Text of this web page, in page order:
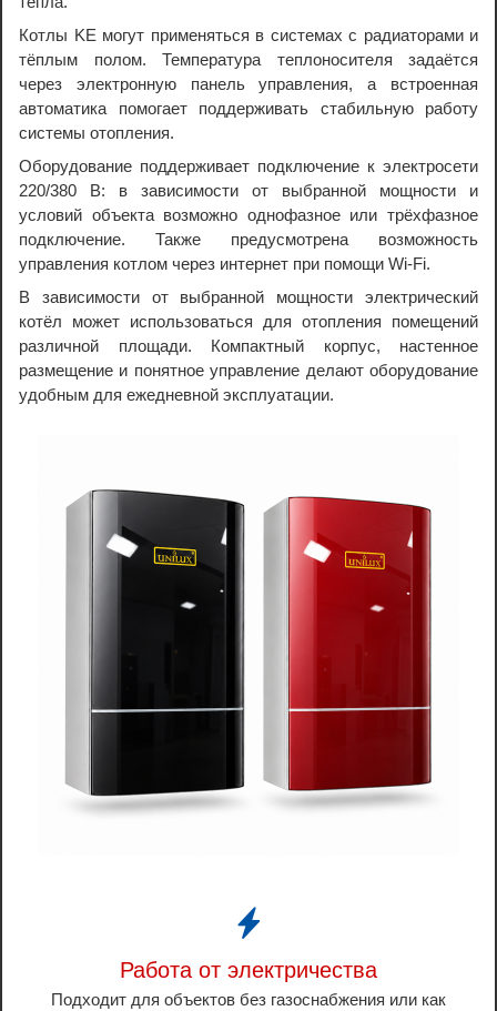
Котлы KE могут применяться в системах с радиаторами и
тёплым полом. Температура теплоносителя задаётся
через электронную панель управления, а встроенная
автоматика помогает поддерживать стабильную работу
системы отопления.
Оборудование поддерживает подключение к электросети
220/380 В: в зависимости от выбранной мощности и
условий объекта возможно однофазное или трёхфазное
подключение. Также предусмотрена возможность
управления котлом через интернет при помощи Wi-Fi.
В зависимости от выбранной мощности электрический
котёл может использоваться для отопления помещений
различной площади. Компактный корпус, настенное
размещение и понятное управление делают оборудование
удобным для ежедневной эксплуатации.
Работа от электричества
Подходит для объектов без газоснабжения или как